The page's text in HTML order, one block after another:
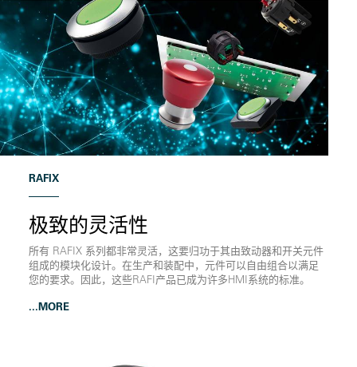
RAFIX
极致的灵活性
所有 RAFIX 系列都非常灵活，这要归功于其由致动器和开关元件
组成的模块化设计。在生产和装配中，元件可以自由组合以满足
您的要求。因此，这些RAFI产品已成为许多HMI系统的标准。
...MORE